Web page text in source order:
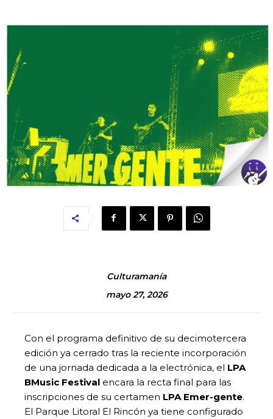
Culturamanía
mayo 27, 2026
Con el programa definitivo de su decimotercera
edición ya cerrado tras la reciente incorporación
de una jornada dedicada a la electrónica, el LPA
BMusic Festival encara la recta final para las
inscripciones de su certamen LPA Emer-gente.
El Parque Litoral El Rincón ya tiene configurado